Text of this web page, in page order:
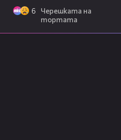
6
Черешката на
тортата